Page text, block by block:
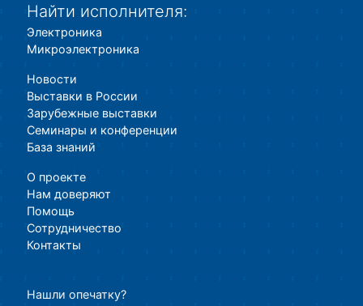
Найти исполнителя:
Электроника
Микроэлектроника
Новости
Выставки в России
Зарубежные выставки
Семинары и конференции
База знаний
О проекте
Нам доверяют
Помощь
Сотрудничество
Контакты
Нашли опечатку?